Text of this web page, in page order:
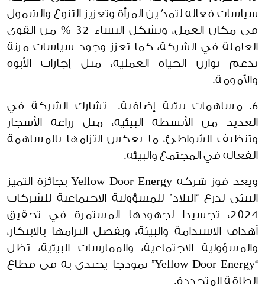
سياسات فعالة لتمكين المرأة وتعزيز التنوع والشمول
في مكان العمل، وتشكل النساء 32 % من القوى
العاملة في الشركة، كما تعزز وجود سياسات مرنة
تدعم توازن الحياة العملية، مثل إجازات الأبوة
والأمومة.
6. مساهمات بيئية إضافية: تشارك الشركة في
العديد من الأنشطة البيئية، مثل زراعة الأشجار
وتنظيف الشواطئ، ما يعكس التزامها بالمساهمة
الفعالة في المجتمع والبيئة.
ويعد فوز شركة Yellow Door Energy بجائزة التميز
البيئي لدرع “البلاد” للمسؤولية الاجتماعية للشركات
2024، تجسيدا لجهودها المستمرة في تحقيق
أهداف الاستدامة والبيئة، وبفضل التزامها بالابتكار،
والمسؤولية الاجتماعية، والممارسات البيئية، تظل
“Yellow Door Energy” نموذجا يحتذى به في قطاع
الطاقة المتجددة.